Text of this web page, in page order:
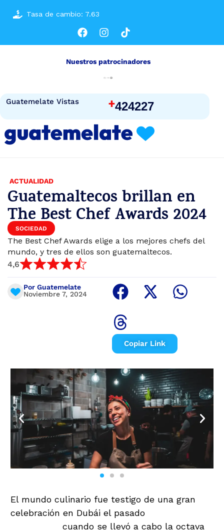
Tasa de cambio: 7.63
Guatemelate Vistas +424227
Nuestros patrocinadores
ACTUALIDAD
Guatemaltecos brillan en
The Best Chef Awards 2024
SOCIEDAD
The Best Chef Awards elige a los mejores chefs del
mundo, y tres de ellos son guatemaltecos.
4,6
Por Guatemelate
Noviembre 7, 2024
Copiar Link
El mundo culinario fue testigo de una gran
celebración en Dubái el pasado
cuando se llevó a cabo la octava